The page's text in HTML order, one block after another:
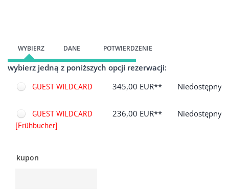
WYBIERZ
OPCJE
DANE
UCZESTNIKA
POTWIERDZENIE
wybierz jedną z poniższych opcji rezerwacji:
GUEST WILDCARD 345,00 EUR** Niedostępny
GUEST WILDCARD
[Frühbucher]
236,00 EUR** Niedostępny
kupon